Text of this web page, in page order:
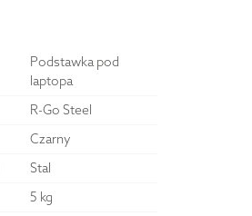
Podstawka pod
laptopa
R-Go Steel
Czarny
Stal
5 kg